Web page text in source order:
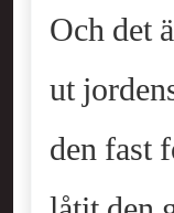
Och det
ut
den fast